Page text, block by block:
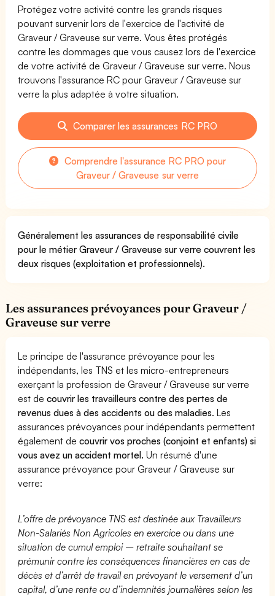
Protégez votre activité contre les grands risques
pouvant survenir lors de l'exercice de l'activité de
Graveur / Graveuse sur verre. Vous êtes protégés
contre les dommages que vous causez lors de l'exercice
de votre activité de Graveur / Graveuse sur verre. Nous
trouvons l'assurance RC pour Graveur / Graveuse sur
verre la plus adaptée à votre situation.
Comparer les assurances RC PRO
Comprendre l'assurance RC PRO pour
Graveur / Graveuse sur verre
Généralement les assurances de responsabilité civile
pour le métier Graveur / Graveuse sur verre couvrent les
deux risques (exploitation et professionnels).
Les assurances prévoyances pour Graveur /
Graveuse sur verre
Le principe de l'assurance prévoyance pour les
indépendants, les TNS et les micro-entrepreneurs
exerçant la profession de Graveur / Graveuse sur verre
est decouvrir les travailleurs contre des pertes de
revenus dues à des accidents ou des maladies. Les
assurances prévoyances pour indépendants permettent
également decouvrir vos proches (conjoint et enfants) si
vous avez un accident mortel. Un résumé d'une
assurance prévoyance pour Graveur / Graveuse sur
verre:
L’offre de prévoyance TNS est destinée aux Travailleurs
Non-Salariés Non Agricoles en exercice ou dans une
situation de cumul emploi – retraite souhaitant se
prémunir contre les conséquences financières en cas de
décès et d’arrêt de travail en prévoyant le versement d’un
capital, d’une rente ou d’indemnités journalières selon les